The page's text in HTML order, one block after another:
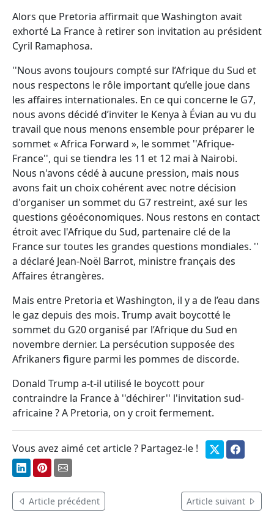
Alors que Pretoria affirmait que Washington avait
exhorté La France à retirer son invitation au président
Cyril Ramaphosa.
''Nous avons toujours compté sur l’Afrique du Sud et
nous respectons le rôle important qu’elle joue dans
les affaires internationales. En ce qui concerne le G7,
nous avons décidé d’inviter le Kenya à Évian au vu du
travail que nous menons ensemble pour préparer le
sommet « Africa Forward », le sommet ''Afrique-
France'', qui se tiendra les 11 et 12 mai à Nairobi.
Nous n'avons cédé à aucune pression, mais nous
avons fait un choix cohérent avec notre décision
d'organiser un sommet du G7 restreint, axé sur les
questions géoéconomiques. Nous restons en contact
étroit avec l'Afrique du Sud, partenaire clé de la
France sur toutes les grandes questions mondiales. ''
a déclaré Jean-Noël Barrot, ministre français des
Affaires étrangères.
Mais entre Pretoria et Washington, il y a de l’eau dans
le gaz depuis des mois. Trump avait boycotté le
sommet du G20 organisé par l’Afrique du Sud en
novembre dernier. La persécution supposée des
Afrikaners figure parmi les pommes de discorde.
Donald Trump a-t-il utilisé le boycott pour
contraindre la France à ''déchirer'' l'invitation sud-
africaine ? A Pretoria, on y croit fermement.
Vous avez aimé cet article ? Partagez-le !
Article précédent Article suivant